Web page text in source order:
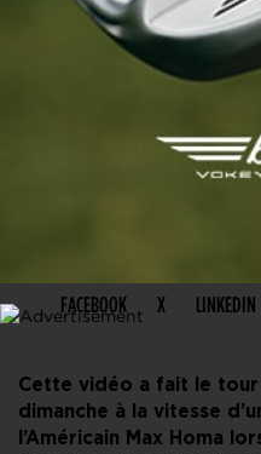
FACEBOOK X LINKEDIN
Cette vidéo a fait le tour
dimanche à la vitesse
l’Américain Max Homa